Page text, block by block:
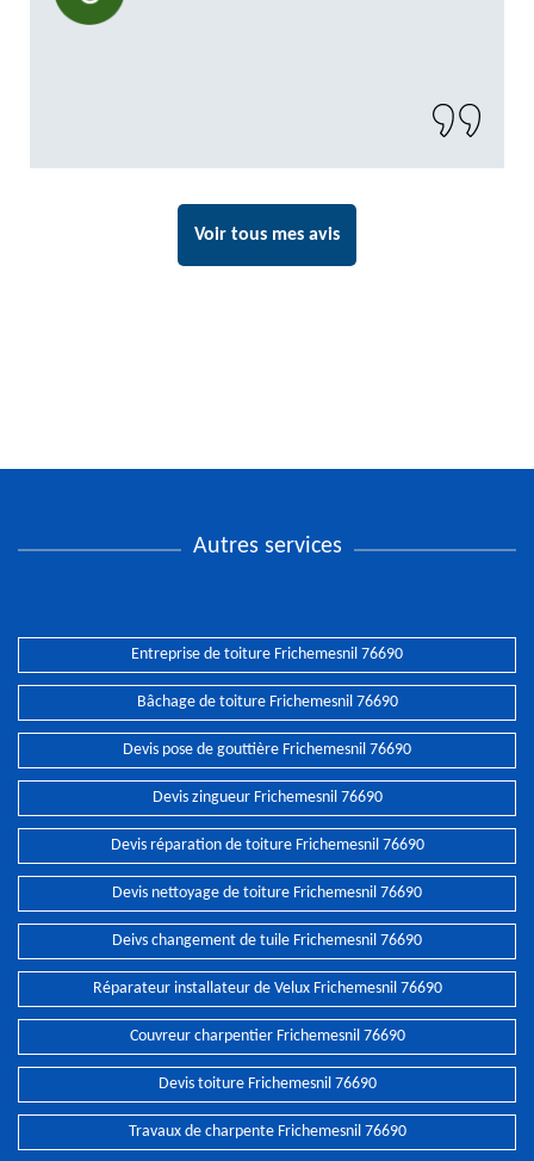
Voir tous mes avis
Autres services
Entreprise de toiture Frichemesnil 76690
Bâchage de toiture Frichemesnil 76690
Devis pose de gouttière Frichemesnil 76690
Devis zingueur Frichemesnil 76690
Devis réparation de toiture Frichemesnil 76690
Devis nettoyage de toiture Frichemesnil 76690
Deivs changement de tuile Frichemesnil 76690
Réparateur installateur de Velux Frichemesnil 76690
Couvreur charpentier Frichemesnil 76690
Devis toiture Frichemesnil 76690
Travaux de charpente Frichemesnil 76690